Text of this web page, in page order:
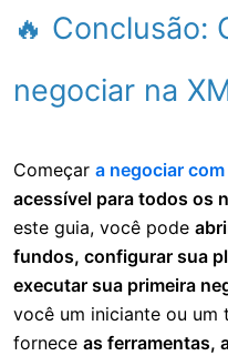
🔥 Conclusão:
negociar na
Começar a negociar com
acessível para todos os
este guia, você pode
fundos, configurar sua
executar sua primeira
você um iniciante ou um
fornece as ferramentas,